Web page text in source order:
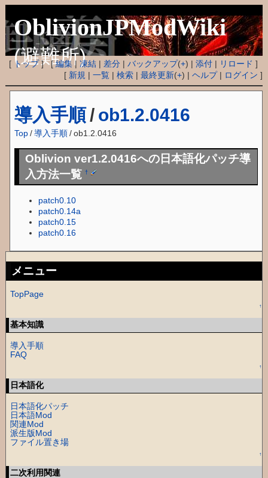
OblivionJPModWiki
(避難所)
[ トップ] [編集|凍結 | 差分 |バックアップ(+) |添付 | リロード ]
[ 新規 |一覧 |検索 |最終更新(+) |ヘルプ| ログイン ]
導入手順 / ob1.2.0416
Top /導入手順/ob1.2.0416
Oblivion ver1.2.0416への日本語化パッチ導
入方法一覧†
patch0.10
patch0.14a
patch0.15
patch0.16
メニュー
TopPage
↑
基本知識
導入手順
FAQ
↑
日本語化
日本語化パッチ
日本語Mod
関連Mod
派生版Mod
ファイル置き場
↑
二次利用関連